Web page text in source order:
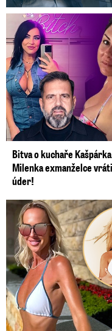
Izraelský
Zdroj: Martin Valeš,
Bitva o kuchaře
Milenka exmanželce
úder!
Belohorcová rok po